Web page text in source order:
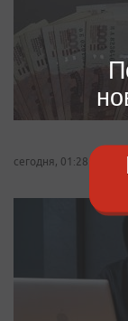
сегодня, 01:28